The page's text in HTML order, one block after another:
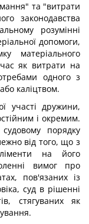
та "витрати
законодавства
розумінні
допомоги,
матеріального
як витрати на
одного з
каліцтвом.
участі дружини,
і окремим.
порядку
від того, що з
на його
вимог про
пов'язаних із
суд в рішенні
стягуваних як